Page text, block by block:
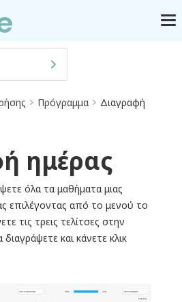
Πρόγραμμα
Διαγραφή
ημέρας
όλα τα μαθήματα μιας
επιλέγοντας από το μενού το
τις τρεις τελίτσες στην
και κάνετε κλικ